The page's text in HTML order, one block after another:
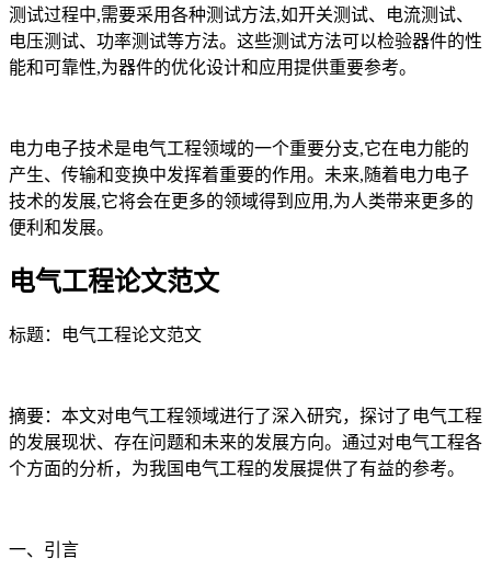
测试过程中,需要采用各种测试方法,如开关测试、电流测试、
电压测试、功率测试等方法。这些测试方法可以检验器件的性
能和可靠性,为器件的优化设计和应用提供重要参考。
电力电子技术是电气工程领域的一个重要分支,它在电力能的
产生、传输和变换中发挥着重要的作用。未来,随着电力电子
技术的发展,它将会在更多的领域得到应用,为人类带来更多的
便利和发展。
电气工程论文范文
标题：电气工程论文范文
摘要：本文对电气工程领域进行了深入研究，探讨了电气工程
的发展现状、存在问题和未来的发展方向。通过对电气工程各
个方面的分析，为我国电气工程的发展提供了有益的参考。
一、引言